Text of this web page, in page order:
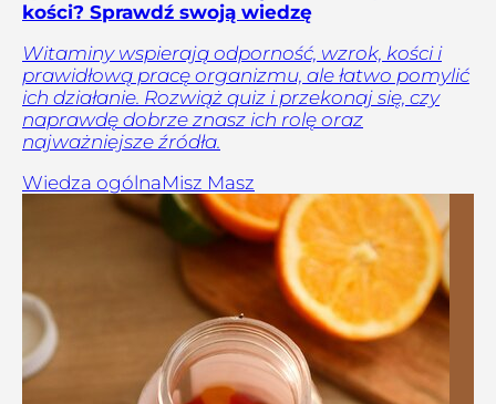
kości? Sprawdź swoją wiedzę
Witaminy wspierają odporność, wzrok, kości i
prawidłową pracę organizmu, ale łatwo pomylić
ich działanie. Rozwiąż quiz i przekonaj się, czy
naprawdę dobrze znasz ich rolę oraz
najważniejsze źródła.
Wiedza ogólnaMisz Masz